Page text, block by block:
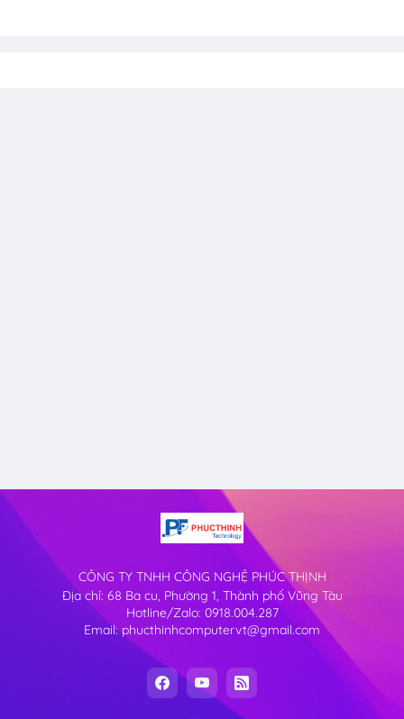
CÔNG TY TNHH CÔNG NGHỆ PHÚC THỊNH
Địa chỉ: 68 Ba cu, Phường 1, Thành phố Vũng Tàu
Hotline/Zalo: 0918.004.287
Email: phucthinhcomputervt@gmail.com